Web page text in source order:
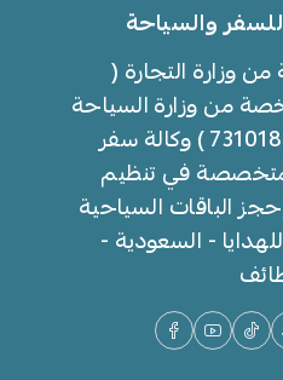
للسفر والسياحة
وزارة التجارة (
) ومرخصة من وزارة السياحة
( 73104356 - 73101887 ) وكالة سفر
في تنظيم
الباقات السياحية
- السعودية -